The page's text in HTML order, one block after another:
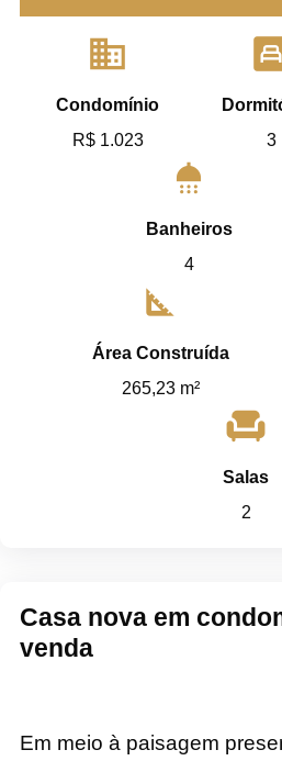
domain
Condomínio
R$ 1.023
3
shower
Banheiros
4
square_foot
Área Construída
265,23 m²
chair
Salas
2
Casa nova em
venda
Em meio à paisagem